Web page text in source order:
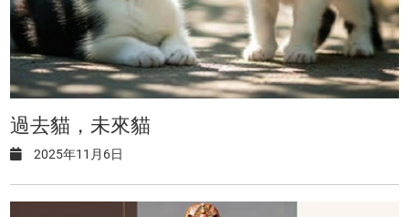
過去貓，未來貓
2025年11月6日